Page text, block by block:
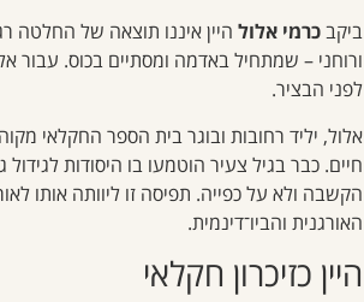
ביקבכרמי אלול היין איננו תוצאה של החלטה
ורוחני – שמתחיל באדמה ומסתיים בכוס.
לפני הבציר.
אלול, יליד רחובות ובוגר בית הספר החקלאי
חיים. כבר בגיל צעיר הוטמעו בו היסודות
הקשבה ולא על כפייה. תפיסה זו ליוותה אותו
האורגנית והביו־דינמית.
היין כזיכרון חקלאי